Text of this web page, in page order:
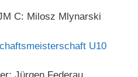
C: Milosz Mlynarski
U10